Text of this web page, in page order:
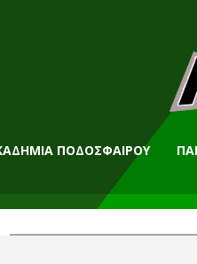
ΠΟΔΟΣΦΑΙΡΟΥ